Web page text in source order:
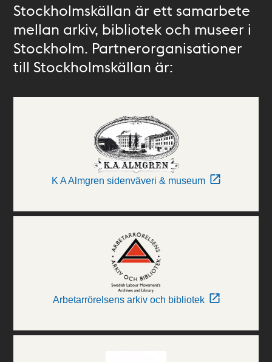
Stockholmskällan är ett samarbete
mellan arkiv, bibliotek och museer i
Stockholm. Partnerorganisationer
till Stockholmskällan är:
K A Almgren sidenväveri & museum
Arbetarrörelsens arkiv och bibliotek